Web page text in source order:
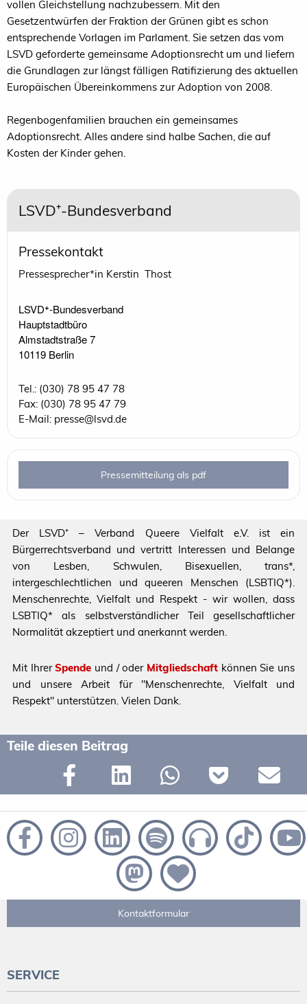
vollen Gleichstellung nachzubessern. Mit den
Gesetzentwürfen der Fraktion der Grünen gibt es schon
entsprechende Vorlagen im Parlament. Sie setzen das vom
LSVD geforderte gemeinsame Adoptionsrecht um und liefern
die Grundlagen zur längst fälligen Ratifizierung des aktuellen
Europäischen Übereinkommens zur Adoption von 2008.
Regenbogenfamilien brauchen ein gemeinsames
Adoptionsrecht. Alles andere sind halbe Sachen, die auf
Kosten der Kinder gehen.
LSVD⁺-Bundesverband
Pressekontakt
Pressesprecher*in Kerstin Thost
LSVD⁺-Bundesverband
Hauptstadtbüro
Almstadtstraße 7
10119 Berlin
Tel.: (030) 78 95 47 78
Fax: (030) 78 95 47 79
E-Mail: presse@lsvd.de
Pressemitteilung als pdf
Der LSVD⁺ – Verband Queere Vielfalt e.V. ist ein
Bürgerrechtsverband und vertritt Interessen und Belange
von Lesben, Schwulen, Bisexuellen, trans*,
intergeschlechtlichen und queeren Menschen (LSBTIQ*).
Menschenrechte, Vielfalt und Respekt - wir wollen, dass
LSBTIQ* als selbstverständlicher Teil gesellschaftlicher
Normalität akzeptiert und anerkannt werden.
Mit IhrerSpende und / oder Mitgliedschaft können Sie uns
und unsere Arbeit für "Menschenrechte, Vielfalt und
Respekt" unterstützen. Vielen Dank.
Teile diesen Beitrag
Kontaktformular
SERVICE